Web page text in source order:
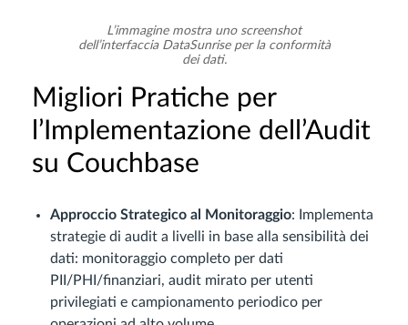
L’immagine mostra uno screenshot
dell’interfaccia DataSunrise per la conformità
dei dati.
Migliori Pratiche per
l’Implementazione dell’Audit
su Couchbase
Approccio Strategico al Monitoraggio: Implementa
strategie di audit a livelli in base alla sensibilità dei
dati: monitoraggio completo per dati
PII/PHI/finanziari, audit mirato per utenti
privilegiati e campionamento periodico per